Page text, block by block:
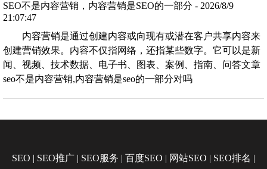
SEO不是内容营销，内容营销是SEO的一部分 - 2026/8/9
21:07:47
内容营销是通过创建内容或向现有或潜在客户共享内容来
创建营销效果。内容不仅指网络，还指某些数字。它可以是新
闻、视频、技术数据、电子书、图表、案例、指南、问答文章
seo不是内容营销,内容营销是seo的一部分对吗
SEO | SEO推广 | SEO服务 | 百度SEO | 网站SEO | SEO排名 |